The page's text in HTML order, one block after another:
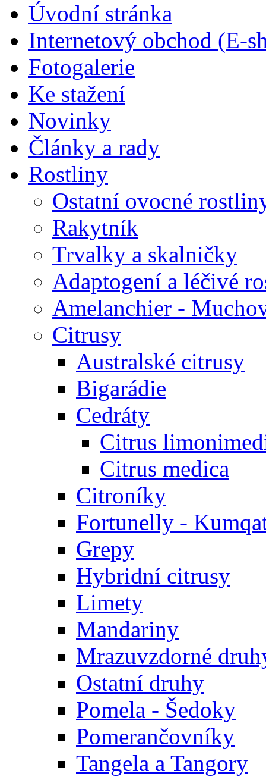
Úvodní stránka
Internetový obchod (E-
Fotogalerie
Ke stažení
Novinky
Články a rady
Rostliny
Ostatní ovocné
Rakytník
Trvalky a skalničky
Adaptogení a léčivé
Amelanchier -
Citrusy
Australské citrusy
Bigarádie
Cedráty
Citrus
Citrus medica
Citroníky
Fortunelly -
Grepy
Hybridní citrusy
Limety
Mandariny
Mrazuvzdorné
Ostatní druhy
Pomela - Šedoky
Pomerančovníky
Tangela a Tangory